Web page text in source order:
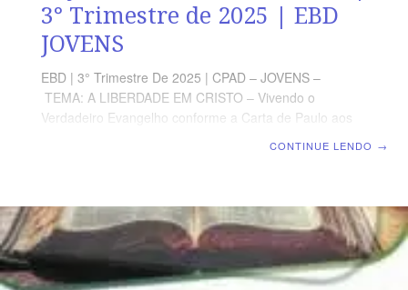
3° Trimestre de 2025 | EBD
JOVENS
EBD | 3° Trimestre De 2025 | CPAD – JOVENS –
TEMA: A LIBERDADE EM CRISTO – Vivendo o
Verdadeiro Evangelho conforme a Carta de Paulo aos
maturidade exige de nós um comportamento
diferenciado, pois por ela recebemos a herança em
Cristo. LEITURA DA SEMANA SEGUNDA — 1Co 13.11
Quando era meninoTERÇA — Gl 4.3
CONTINUE LENDO →